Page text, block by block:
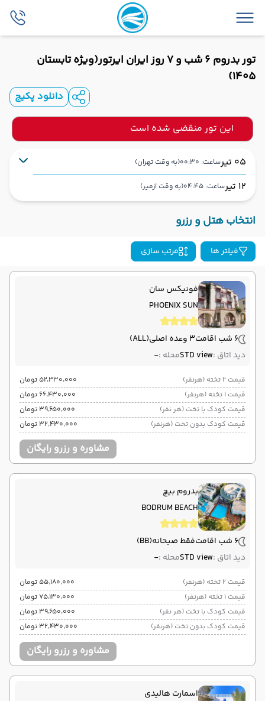
تور بدروم 6 شب و 7 روز ایران ایرتور(ویژه تابستان
1405)
دانلود پکیج
این تور منقضی شده است
05 تیر ساعت: 00:30 (به وقت تهران)
12 تیر ساعت: 04:45 (به وقت ازمیر)
شروع سفر
نوع سفر : هوایی (Economy)
ساعت حرکت :00:30 مدت پرواز :03:15
پایان سفر ازمیر عدنان مندرس ADB
تهران فرودگاه بین‌المللی امام خمینی IKA
نوع سفر :هوایی (Economy)
ساعت حرکت :04:45
انتخاب هتل و رزرو
فیلتر ها مرتب سازی
فونیکس سان
PHOENIX SUN
6 شب اقامت 3 وعده اصلی
(ALL)
دید اتاق :STD viewمحله :-
قیمت 2 تخته (هرنفر)
۵۲٬۳۳۰٬۰۰۰ تومان
قیمت 1 تخته (هرنفر)
۶۶٬۴۳۰٬۰۰۰ تومان
قیمت کودک با تخت (هر نفر)
۳۹٬۶۵۰٬۰۰۰ تومان
قیمت کودک بدون تخت (هرنفر)
۳۲٬۴۳۰٬۰۰۰ تومان
مشاوره و رزرو رایگان
بدروم بیچ
BODRUM BEACH
6 شب اقامت فقط صبحانه(BB)
دید اتاق :STD viewمحله :-
قیمت 2 تخته (هرنفر)
۵۵٬۱۸۰٬۰۰۰ تومان
قیمت 1 تخته (هرنفر)
۷۵٬۱۳۰٬۰۰۰ تومان
قیمت کودک با تخت (هر نفر)
۳۹٬۶۵۰٬۰۰۰ تومان
قیمت کودک بدون تخت (هرنفر)
۳۲٬۴۳۰٬۰۰۰ تومان
مشاوره و رزرو رایگان
اسمارت هالیدی